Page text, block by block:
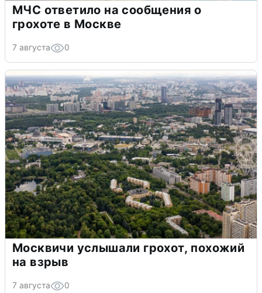
МЧС ответило на сообщения о
грохоте в Москве
7 августа 0
Москвичи услышали грохот, похожий
на взрыв
7 августа 0